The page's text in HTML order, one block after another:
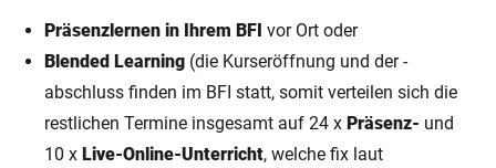
Präsenzlernen in Ihrem BFI vor Ort oder
Blended Learning (die Kurseröffnung und der -
abschluss finden im BFI statt, somit verteilen sich die
restlichen Termine insgesamt auf 24 x Präsenz- und
10 x Live-Online-Unterricht, welche fix laut